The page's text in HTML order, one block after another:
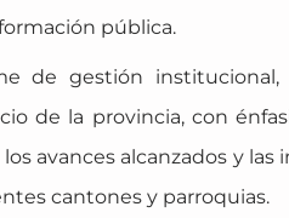
pública.
de gestión institucional,
de la provincia, con
avances alcanzados y las
cantones y parroquias.